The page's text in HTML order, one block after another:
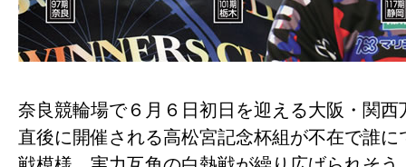
奈良競輪場で６月６日初日を迎える大阪・関
直後に開催される高松宮記念杯組が不在で誰